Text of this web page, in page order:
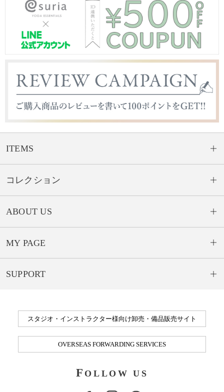
ITEMS
コレクション
ABOUT US
MY PAGE
SUPPORT
スタジオ・インストラクター様向け卸売・備品販売サイト
OVERSEAS FORWARDING SERVICES
F OLLOW US